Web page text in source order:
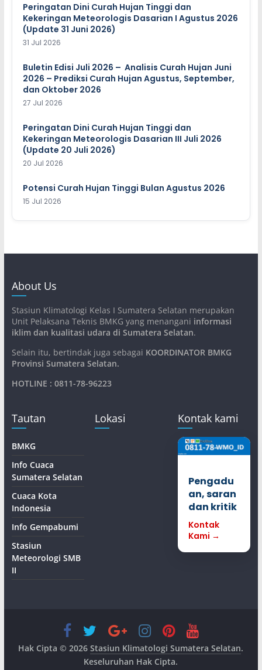
Peringatan Dini Curah Hujan Tinggi dan
Kekeringan Meteorologis Dasarian I Agustus 2026
(Update 31 Juni 2026)
31 Jul 2026
Buletin Edisi Juli 2026 – Analisis Curah Hujan Juni
2026 – Prediksi Curah Hujan Agustus, September,
dan Oktober 2026
27 Jul 2026
Peringatan Dini Curah Hujan Tinggi dan
Kekeringan Meteorologis Dasarian III Juli 2026
(Update 20 Juli 2026)
20 Jul 2026
Potensi Curah Hujan Tinggi Bulan Agustus 2026
15 Jul 2026
About Us
Stasiun Klimatologi Kelas I Sumatera Selatan merupakan
Unit Pelaksana Teknis BMKG yang menangani informasi
iklim dan kualitasi udara di Sumatera Selatan.
Selain itu, bertindak juga sebagai KOORDINATOR BMKG
Provinsi Sumatera Selatan.
HOTLINE : 0811-78-96223
Tautan
BMKG
Info Cuaca
Sumatera Selatan
Cuaca Kota
Indonesia
Info Gempabumi
Stasiun
Meteorologi SMB
II
Lokasi Kontak kami
Pengadu
an, saran
dan kritik
Kontak
Kami →
Hak Cipta © 2026Stasiun Klimatologi Sumatera Selatan.
Keseluruhan Hak Cipta.